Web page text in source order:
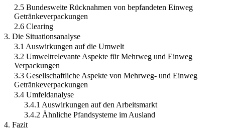
2.5 Bundesweite Rücknahmen von bepfandeten Einweg
Getränkeverpackungen
2.6 Clearing
3. Die Situationsanalyse
3.1 Auswirkungen auf die Umwelt
3.2 Umweltrelevante Aspekte für Mehrweg und Einweg
Verpackungen
3.3 Gesellschaftliche Aspekte von Mehrweg- und Einweg
Getränkeverpackungen
3.4 Umfeldanalyse
3.4.1 Auswirkungen auf den Arbeitsmarkt
3.4.2 Ähnliche Pfandsysteme im Ausland
4. Fazit